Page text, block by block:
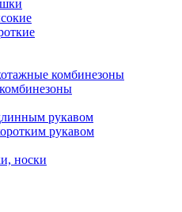
комбинезоны
рукавом
рукавом
носки